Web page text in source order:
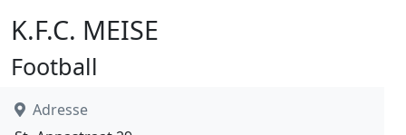
K.F.C. MEISE
Football
Adresse